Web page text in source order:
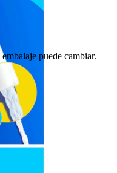
puede cambiar.